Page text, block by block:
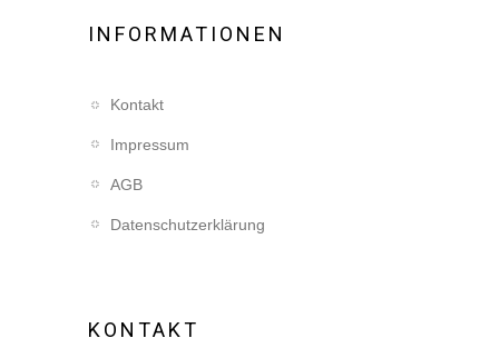
INFORMATIONEN
Kontakt
Impressum
AGB
Datenschutzerklärung
KONTAKT